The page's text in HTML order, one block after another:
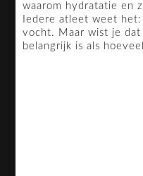
waarom hydratatie en
Iedere atleet weet
vocht. Maar wist je
belangrijk is als